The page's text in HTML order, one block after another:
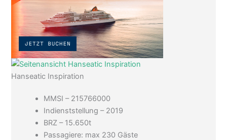
Hanseatic Inspiration
MMSI – 215766000
Indienststellung – 2019
BRZ – 15.650t
Passagiere: max 230 Gäste